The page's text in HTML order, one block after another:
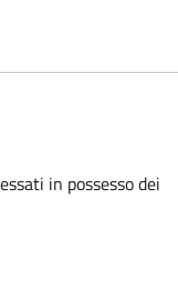
in possesso dei